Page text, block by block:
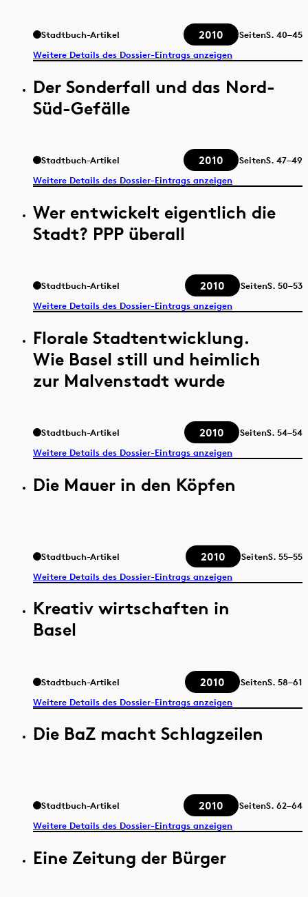
Stadtbuch-Artikel 2010 SeitenS. 40–45
Weitere Details des Dossier-Eintrags anzeigen
Der Sonderfall und das Nord-
Süd-Gefälle
Stadtbuch-Artikel 2010 SeitenS. 47–49
Weitere Details des Dossier-Eintrags anzeigen
Wer entwickelt eigentlich die
Stadt? PPP überall
Stadtbuch-Artikel 2010 SeitenS. 50–53
Weitere Details des Dossier-Eintrags anzeigen
Florale Stadtentwicklung.
Wie Basel still und heimlich
zur Malvenstadt wurde
Stadtbuch-Artikel 2010 SeitenS. 54–54
Weitere Details des Dossier-Eintrags anzeigen
Die Mauer in den Köpfen
Stadtbuch-Artikel 2010 SeitenS. 55–55
Weitere Details des Dossier-Eintrags anzeigen
Kreativ wirtschaften in
Basel
Stadtbuch-Artikel 2010 SeitenS. 58–61
Weitere Details des Dossier-Eintrags anzeigen
Die BaZ macht Schlagzeilen
Stadtbuch-Artikel 2010 SeitenS. 62–64
Weitere Details des Dossier-Eintrags anzeigen
Eine Zeitung der Bürger